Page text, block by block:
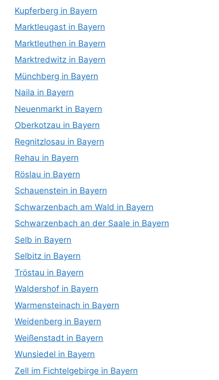
Kupferberg in Bayern
Marktleugast in Bayern
Marktleuthen in Bayern
Marktredwitz in Bayern
Münchberg in Bayern
Naila in Bayern
Neuenmarkt in Bayern
Oberkotzau in Bayern
Regnitzlosau in Bayern
Rehau in Bayern
Röslau in Bayern
Schauenstein in Bayern
Schwarzenbach am Wald in Bayern
Schwarzenbach an der Saale in Bayern
Selb in Bayern
Selbitz in Bayern
Tröstau in Bayern
Waldershof in Bayern
Warmensteinach in Bayern
Weidenberg in Bayern
Weißenstadt in Bayern
Wunsiedel in Bayern
Zell im Fichtelgebirge in Bayern